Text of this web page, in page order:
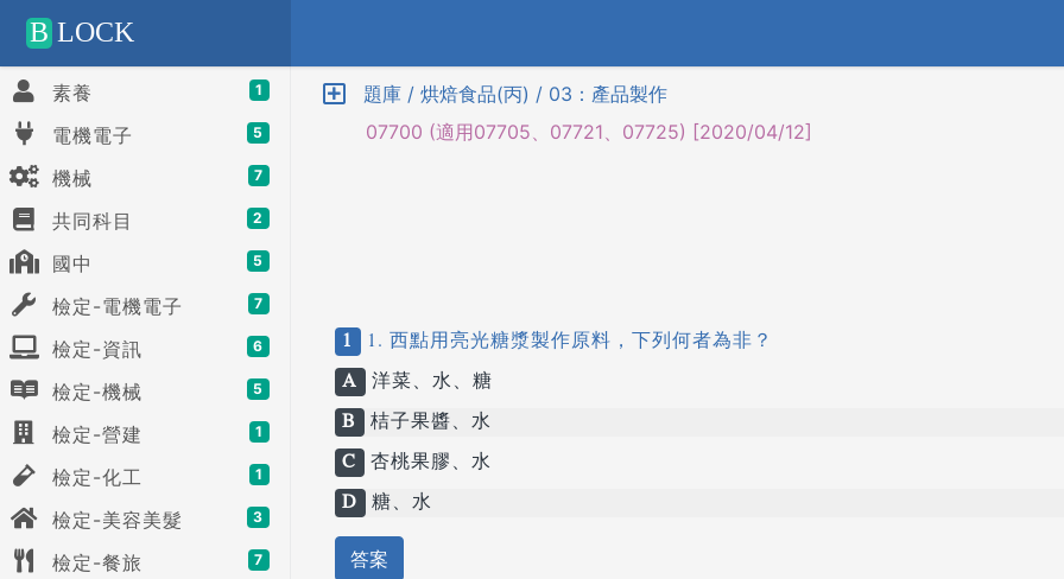
Positive SSL
B LOCK
素養 1
電機電子 5
機械 7
共同科目 2
國中 5
檢定-電機電子 7
檢定-資訊 6
檢定-機械 5
檢定-營建 1
檢定-化工 1
檢定-美容美髮 3
檢定-餐旅 7
題庫 / 烘焙食品(丙) / 03：產品製作
07700 (適用07705、07721、07725) [2020/04/12]
1
1. 西點用亮光糖漿製作原料，下列何者為非？
A 洋菜、水、糖
B 桔子果醬、水
C 杏桃果膠、水
D 糖、水
答案